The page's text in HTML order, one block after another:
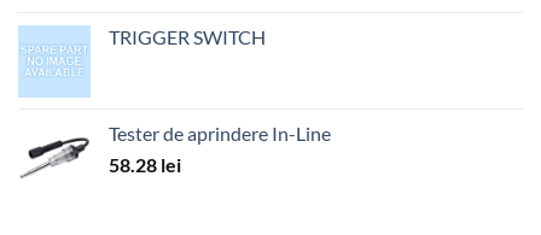
TRIGGER SWITCH
Tester de aprindere In-Line
58.28 lei